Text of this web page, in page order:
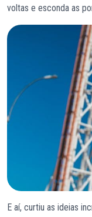
voltas e esconda as
E aí, curtiu as ideias